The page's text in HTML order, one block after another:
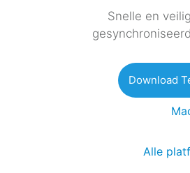
Snelle en
Download
Alle